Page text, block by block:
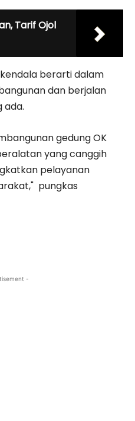
Tarif Ojol
berarti dalam
dan berjalan
ada.
gedung OK
yang canggih
pelayanan
pungkas
-